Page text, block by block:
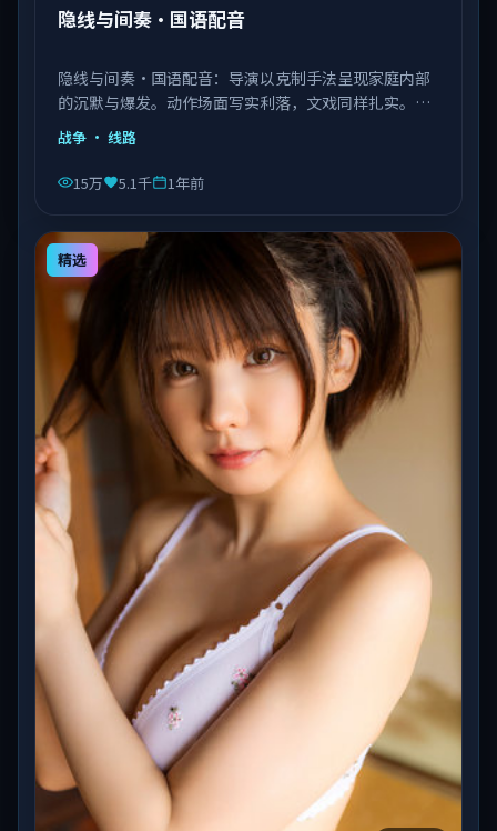
隐线与间奏·国语配音
隐线与间奏·国语配音：导演以克制手法呈现家庭内部
的沉默与爆发。动作场面写实利落，文戏同样扎实。由
李安执导，王景春、艾伦、赵丽颖等主演，中国大陆出
品，类型为战争。
战争 · 线路
15万 5.1千 1年前
精选